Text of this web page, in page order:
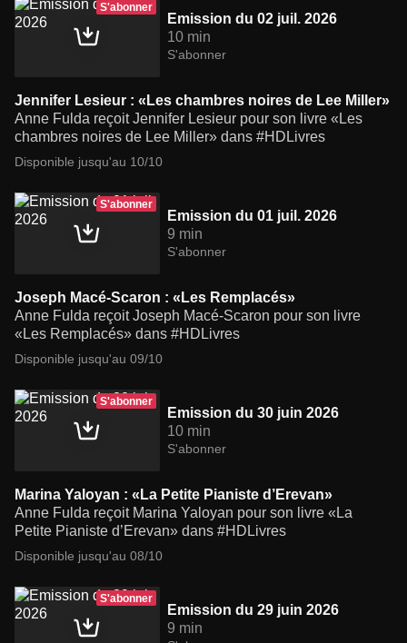
S'abonner
Emission du 02 juil. 2026
10 min
S'abonner
Jennifer Lesieur : «Les chambres noires de Lee Miller»
Anne Fulda reçoit Jennifer Lesieur pour son livre «Les
chambres noires de Lee Miller» dans #HDLivres
Disponible jusqu'au 10/10
S'abonner
Emission du 01 juil. 2026
9 min
S'abonner
Joseph Macé-Scaron : «Les Remplacés»
Anne Fulda reçoit Joseph Macé-Scaron pour son livre
«Les Remplacés» dans #HDLivres
Disponible jusqu'au 09/10
S'abonner
Emission du 30 juin 2026
10 min
S'abonner
Marina Yaloyan : «La Petite Pianiste d’Erevan»
Anne Fulda reçoit Marina Yaloyan pour son livre «La
Petite Pianiste d’Erevan» dans #HDLivres
Disponible jusqu'au 08/10
S'abonner
Emission du 29 juin 2026
9 min